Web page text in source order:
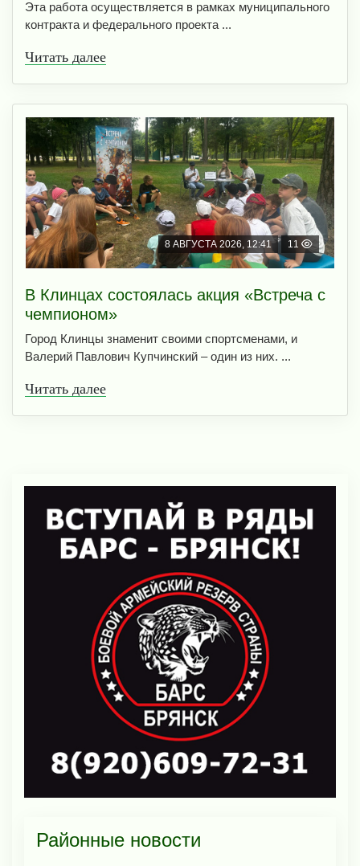
Эта работа осуществляется в рамках муниципального
контракта и федерального проекта ...
Читать далее
8 АВГУСТА 2026, 12:41 11
В Клинцах состоялась акция «Встреча с
чемпионом»
Город Клинцы знаменит своими спортсменами, и
Валерий Павлович Купчинский – один из них. ...
Читать далее
Районные новости